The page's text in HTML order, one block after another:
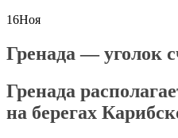
16Ноя
Гренада — уголок
Гренада
на берегах